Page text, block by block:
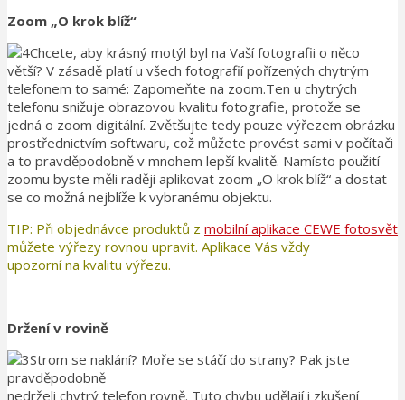
Zoom „O krok blíž“
Chcete, aby krásný motýl byl na Vaší fotografii o něco
větší? V zásadě platí u všech fotografií pořízených chytrým
telefonem to samé: Zapomeňte na zoom.Ten u chytrých
telefonu snižuje obrazovou kvalitu fotografie, protože se
jedná o zoom digitální. Zvětšujte tedy pouze výřezem obrázku
prostřednictvím softwaru, což můžete provést sami v počítači
a to pravděpodobně v mnohem lepší kvalitě. Namísto použití
zoomu byste měli raději aplikovat zoom „O krok blíž“ a dostat
se co možná nejblíže k vybranému objektu.
TIP: Při objednávce produktů z mobilní aplikace CEWE fotosvět
můžete výřezy rovnou upravit. Aplikace Vás vždy
upozorní na kvalitu výřezu.
Držení v rovině
Strom se naklání? Moře se stáčí do strany? Pak jste
pravděpodobně
nedrželi chytrý telefon rovně. Tuto chybu udělají i zkušení